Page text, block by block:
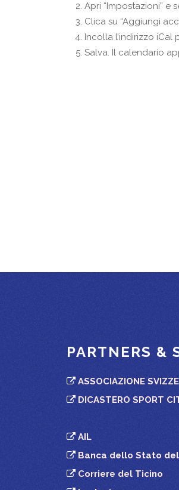
Apri “Impostazioni” e
Clica su “Aggiungi
Incolla l’indirizzo iCal
Salva. Il calendario
PARTNERS &
ASSOCIAZIONE
DICASTERO SPORT
AIL
Banca dello Stato
Corriere del Ticino